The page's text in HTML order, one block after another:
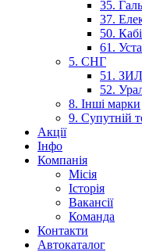
35.
37.
50.
61.
5. СНГ
51. ЗИЛ
52.
8. Інші марки
9. Супутній
Акції
Інфо
Компанія
Місія
Історія
Вакансії
Команда
Контакти
Автокаталог